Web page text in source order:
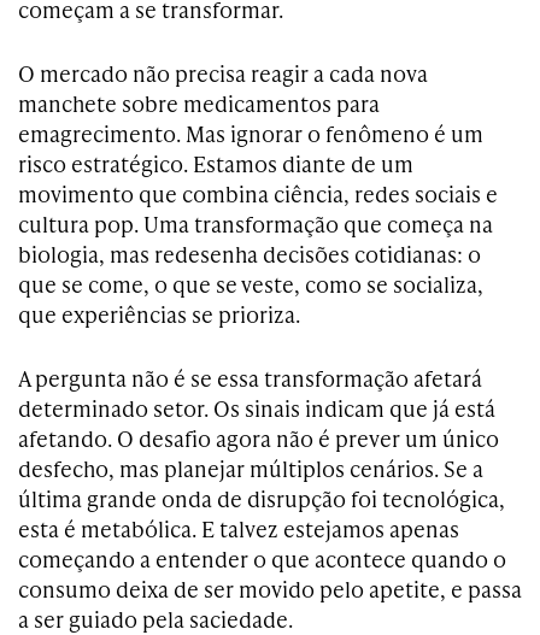
começam a se transformar.
O mercado não precisa reagir a cada nova
manchete sobre medicamentos para
emagrecimento. Mas ignorar o fenômeno é um
risco estratégico. Estamos diante de um
movimento que combina ciência, redes sociais e
cultura pop. Uma transformação que começa na
biologia, mas redesenha decisões cotidianas: o
que se come, o que se veste, como se socializa,
que experiências se prioriza.
A pergunta não é se essa transformação afetará
determinado setor. Os sinais indicam que já está
afetando. O desafio agora não é prever um único
desfecho, mas planejar múltiplos cenários. Se a
última grande onda de disrupção foi tecnológica,
esta é metabólica. E talvez estejamos apenas
começando a entender o que acontece quando o
consumo deixa de ser movido pelo apetite, e passa
a ser guiado pela saciedade.